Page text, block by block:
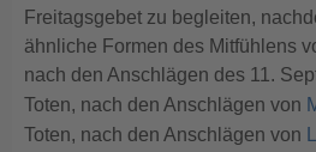
Freitagsgebet zu begleiten,
ähnliche Formen des Mitfühlens
nach den Anschlägen des 11.
Toten, nach den Anschlägen von
Toten, nach den Anschlägen von